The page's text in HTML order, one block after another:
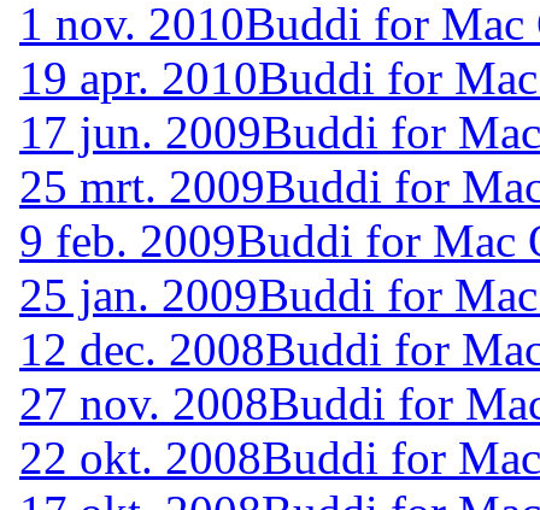
1 nov. 2010Buddi for Mac
19 apr. 2010Buddi for
17 jun. 2009Buddi for
25 mrt. 2009Buddi for
9 feb. 2009Buddi for Mac
25 jan. 2009Buddi for
12 dec. 2008Buddi for
27 nov. 2008Buddi for
22 okt. 2008Buddi for